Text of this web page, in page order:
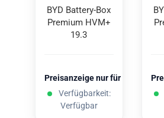
BYD Battery-​​Box
Pre­mi­um HVM+
19.3
Preisanzeige nur für
Verfügbarkeit:
Verfügbar